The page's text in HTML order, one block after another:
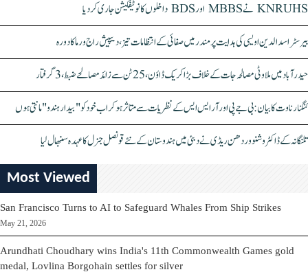
KNRUHS نے MBBS اور BDS داخلوں کا نوٹیفکیشن جاری کر دیا
بیرسٹر اسدالدین اویسی کی ہدایت پر مندر میں صفائی کے انتظامات تیز، دیپیش راج ورما کا دورہ
حیدرآباد میں ملاوٹی مصالحہ جات کے خلاف بڑا کریک ڈاؤن، 25 ٹن سے زائد مصالحے ضبط، 3 گرفتار
کنگنا رناوت کا بیان: بی جے پی اور آر ایس ایس کے نظریات سے متاثر ہو کر اب خود کو "بیدار ہندو" مانتی ہوں
تلنگانہ کے ڈاکٹر وشنو وردھن ریڈی نے دبئی میں ہندوستان کے نئے قونصل جنرل کا عہدہ سنبھال لیا
Most Viewed
San Francisco Turns to AI to Safeguard Whales From Ship Strikes
May 21, 2026
Arundhati Choudhary wins India's 11th Commonwealth Games gold
medal, Lovlina Borgohain settles for silver